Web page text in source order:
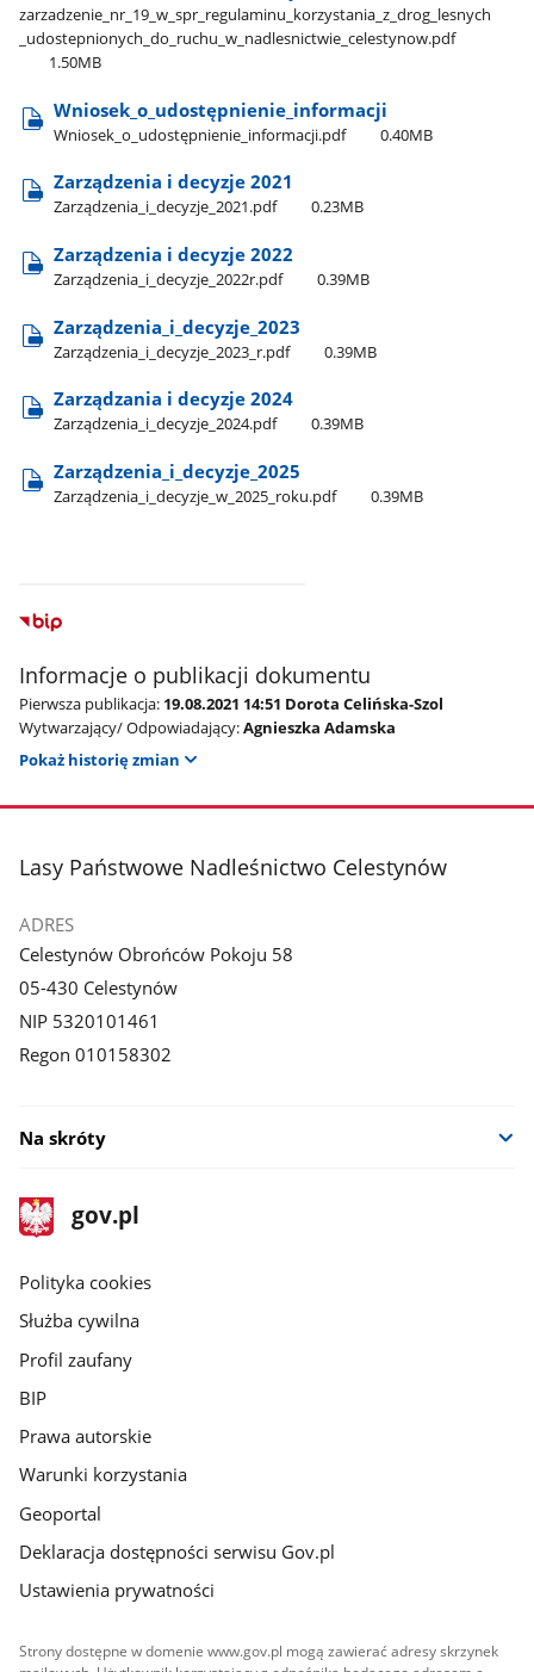
zarzadzenie​_nr​_19​_w​_spr​_regulaminu​_korzystania​_z​_drog​_lesnych​
_udostepnionych​_do​_ruchu​_w​_nadlesnictwie​_celestynow.pdf
1.50MB
Wniosek​_o​_udostępnienie​_informacji
Wniosek​_o​_udostępnienie​_informacji.pdf 0.40MB
Zarządzenia i decyzje 2021
Zarządzenia​_i​_decyzje​_2021.pdf 0.23MB
Zarządzenia i decyzje 2022
Zarządzenia​_i​_decyzje​_2022r.pdf 0.39MB
Zarządzenia​_i​_decyzje​_2023
Zarządzenia​_i​_decyzje​_2023​_r.pdf 0.39MB
Zarządzania i decyzje 2024
Zarządzenia​_i​_decyzje​_2024.pdf 0.39MB
Zarządzenia​_i​_decyzje​_2025
Zarządzenia​_i​_decyzje​_w​_2025​_roku.pdf 0.39MB
Informacje o publikacji dokumentu
Pierwsza publikacja: 19.08.2021 14:51 Dorota Celińska-Szol
Wytwarzający/ Odpowiadający:Agnieszka Adamska
Pokaż historię zmian
stopka
Lasy Państwowe Nadleśnictwo Celestynów
ADRES
Celestynów Obrońców Pokoju 58
05-430 Celestynów
NIP 5320101461
Regon 010158302
Na skróty
stopka
gov.pl
Strona
gov.pl
gov.pl
Polityka cookies
Służba cywilna
Profil zaufany
BIP
Prawa autorskie
Warunki korzystania
Geoportal
Deklaracja dostępności serwisu Gov.pl
Ustawienia prywatności
Strony dostępne w domenie www.gov.pl mogą zawierać adresy skrzynek